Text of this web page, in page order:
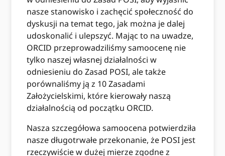
nasze stanowisko i zachęcić społeczność do
dyskusji na temat tego, jak można je dalej
udoskonalić i ulepszyć. Mając to na uwadze,
ORCID przeprowadziliśmy samoocenę nie
tylko naszej własnej działalności w
odniesieniu do Zasad POSI, ale także
porównaliśmy ją z 10 Zasadami
Założycielskimi, które kierowały naszą
działalnością od początku ORCID.
Nasza szczegółowa samoocena potwierdziła
nasze długotrwałe przekonanie, że POSI jest
rzeczywiście w dużej mierze zgodne z